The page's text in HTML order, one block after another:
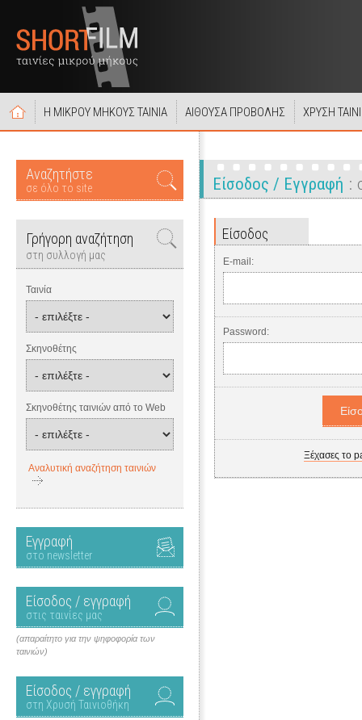
Η ΜΙΚΡΟΥ ΜΗΚΟΥΣ ΤΑΙΝΙΑ ΑΙΘΟΥΣΑ ΠΡΟΒΟΛΗΣ ΧΡΥΣΗ
Αναζητήστε
σε όλο το site
Γρήγορη αναζήτηση
στη συλλογή μας
Ταινία
Σκηνοθέτης
Σκηνοθέτης ταινιών από το Web
Αναλυτική αναζήτηση ταινιών
Εγγραφή
στο newsletter
Είσοδος / εγγραφή
στις ταινίες μας
(απαραίτητο για την ψηφοφορία των
ταινιών)
Είσοδος / εγγραφή
στη Χρυσή Ταινιοθήκη
Είσοδος / Εγγραφή
Είσοδος
E-mail:
Password:
Ξέχασες το